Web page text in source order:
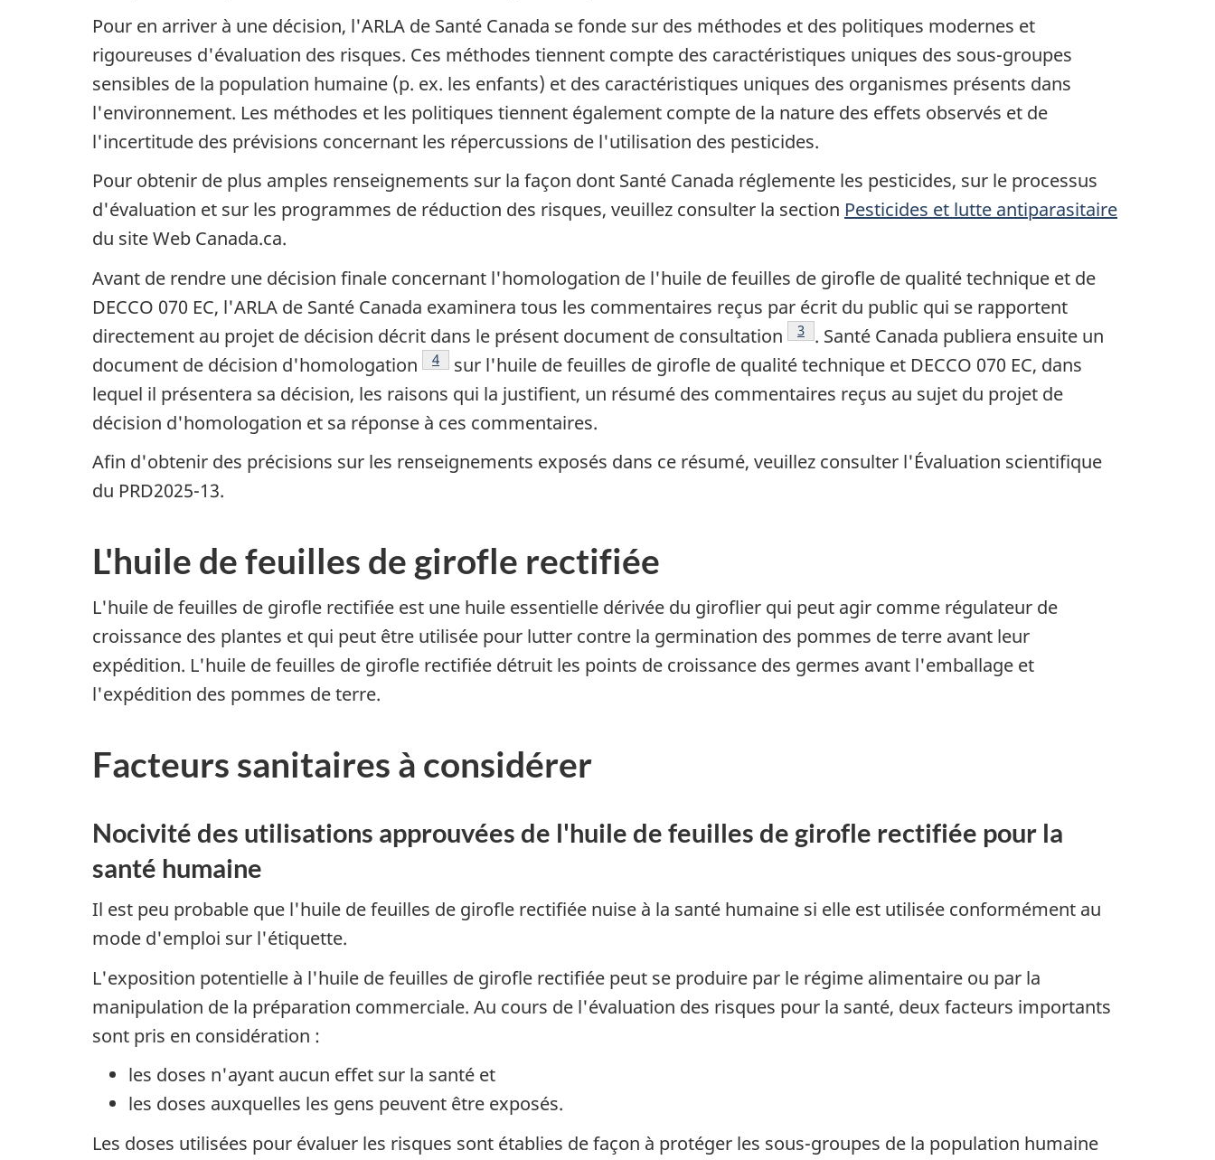
Pour en arriver à une décision, l'ARLA de Santé Canada se fonde sur des méthodes et des politiques modernes et
rigoureuses d'évaluation des risques. Ces méthodes tiennent compte des caractéristiques uniques des sous-groupes
sensibles de la population humaine (p. ex. les enfants) et des caractéristiques uniques des organismes présents dans
l'environnement. Les méthodes et les politiques tiennent également compte de la nature des effets observés et de
l'incertitude des prévisions concernant les répercussions de l'utilisation des pesticides.
Pour obtenir de plus amples renseignements sur la façon dont Santé Canada réglemente les pesticides, sur le processus
d'évaluation et sur les programmes de réduction des risques, veuillez consulter la section Pesticides et lutte antiparasitaire
du site Web Canada.ca.
Avant de rendre une décision finale concernant l'homologation de l'huile de feuilles de girofle de qualité technique et de
DECCO 070 EC, l'ARLA de Santé Canada examinera tous les commentaires reçus par écrit du public qui se rapportent
directement au projet de décision décrit dans le présent document de consultation
Note de bas de page
3 . Santé Canada publiera ensuite un
document de décision d'homologation
Note de bas de page
4
sur l'huile de feuilles de girofle de qualité technique et DECCO 070 EC, dans
lequel il présentera sa décision, les raisons qui la justifient, un résumé des commentaires reçus au sujet du projet de
décision d'homologation et sa réponse à ces commentaires.
Afin d'obtenir des précisions sur les renseignements exposés dans ce résumé, veuillez consulter l'Évaluation scientifique
du PRD2025-13.
L'huile de feuilles de girofle rectifiée
L'huile de feuilles de girofle rectifiée est une huile essentielle dérivée du giroflier qui peut agir comme régulateur de
croissance des plantes et qui peut être utilisée pour lutter contre la germination des pommes de terre avant leur
expédition. L'huile de feuilles de girofle rectifiée détruit les points de croissance des germes avant l'emballage et
l'expédition des pommes de terre.
Facteurs sanitaires à considérer
Nocivité des utilisations approuvées de l'huile de feuilles de girofle rectifiée pour la
santé humaine
Il est peu probable que l'huile de feuilles de girofle rectifiée nuise à la santé humaine si elle est utilisée conformément au
mode d'emploi sur l'étiquette.
L'exposition potentielle à l'huile de feuilles de girofle rectifiée peut se produire par le régime alimentaire ou par la
manipulation de la préparation commerciale. Au cours de l'évaluation des risques pour la santé, deux facteurs importants
sont pris en considération :
les doses n'ayant aucun effet sur la santé et
les doses auxquelles les gens peuvent être exposés.
Les doses utilisées pour évaluer les risques sont établies de façon à protéger les sous-groupes de la population humaine